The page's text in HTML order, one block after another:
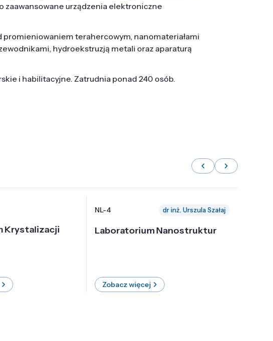
zaawansowane urządzenia elektroniczne
promieniowaniem terahercowym, nanomateriałami
hydroekstruzją metali oraz aparaturą
i habilitacyjne. Zatrudnia ponad 240 osób.
Krystalizacji
NL-4 dr inż. Urszula Szałaj
Laboratorium Nanostruktur
Zobacz więcej